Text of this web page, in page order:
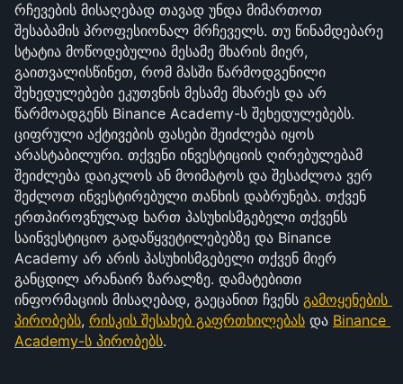
რჩევების მისაღებად თავად უნდა მიმართოთ
შესაბამის პროფესიონალ მრჩეველს. თუ წინამდებარე
სტატია მოწოდებულია მესამე მხარის მიერ,
გაითვალისწინეთ, რომ მასში წარმოდგენილი
შეხედულებები ეკუთვნის მესამე მხარეს და არ
წარმოადგენს Binance Academy-ს შეხედულებებს.
ციფრული აქტივების ფასები შეიძლება იყოს
არასტაბილური. თქვენი ინვესტიციის ღირებულებამ
შეიძლება დაიკლოს ან მოიმატოს და შესაძლოა ვერ
შეძლოთ ინვესტირებული თანხის დაბრუნება. თქვენ
ერთპიროვნულად ხართ პასუხისმგებელი თქვენს
საინვესტიციო გადაწყვეტილებებზე და Binance
Academy არ არის პასუხისმგებელი თქვენ მიერ
განცდილ არანაირ ზარალზე. დამატებითი
ინფორმაციის მისაღებად, გაეცანით ჩვენს გამოყენების
პირობებს, რისკის შესახებ გაფრთხილებას და Binance
Academy-ს პირობებს.